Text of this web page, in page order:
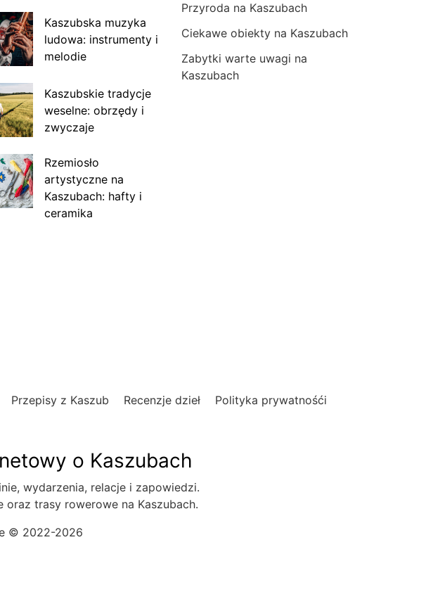
Kaszubska muzyka
ludowa: instrumenty i
melodie
Kaszubskie tradycje
weselne: obrzędy i
zwyczaje
Rzemiosło
artystyczne na
Kaszubach: hafty i
ceramika
Przyroda na Kaszubach
Ciekawe obiekty na Kaszubach
Zabytki warte uwagi na
Kaszubach
Przepisy z Kaszub Recenzje dzieł Polityka prywatnośći
o Kaszubach
wydarzenia, relacje i zapowiedzi.
trasy rowerowe na Kaszubach.
© 2022-2026